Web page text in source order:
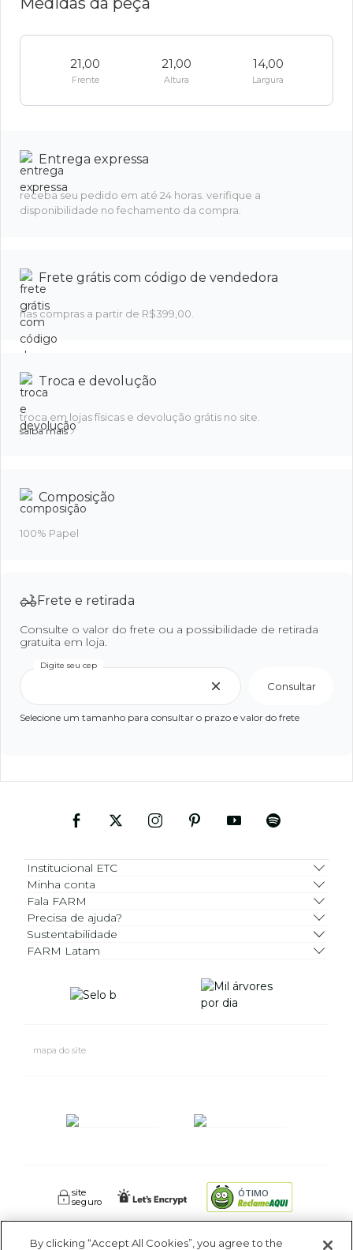
21,00
Frente
21,00
Altura
14,00
Largura
Entrega expressa
receba seu pedido em até 24 horas. verifique a
disponibilidade no fechamento da compra.
Frete grátis com código de vendedora
nas compras a partir de R$399,00.
Troca e devolução
troca em lojas físicas e devolução grátis no site.
saiba mais
Composição
100% Papel
Frete e retirada
Consulte o valor do frete ou a possibilidade de retirada
gratuita em loja.
Digite seu cep
Consultar
Selecione um tamanho para consultar o prazo e valor do frete
Institucional ETC
Minha conta
Fala FARM
Precisa de ajuda?
Sustentabilidade
FARM Latam
mapa do site
site
seguro
ÓTIMO
By clicking “Accept All Cookies”, you agree to the